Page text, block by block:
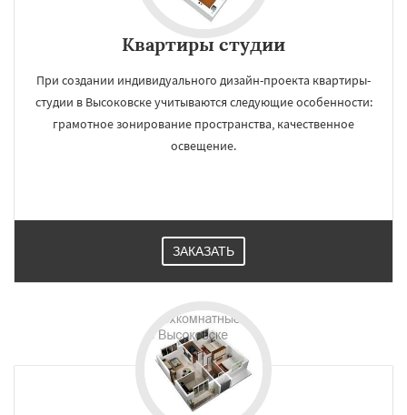
Квартиры студии
При создании индивидуального дизайн-проекта квартиры-
студии в Высоковске учитываются следующие особенности:
грамотное зонирование пространства, качественное
освещение.
ЗАКАЗАТЬ